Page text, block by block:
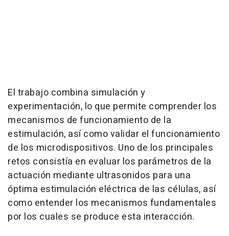
El trabajo combina simulación y
experimentación, lo que permite comprender los
mecanismos de funcionamiento de la
estimulación, así como validar el funcionamiento
de los microdispositivos. Uno de los principales
retos consistía en evaluar los parámetros de la
actuación mediante ultrasonidos para una
óptima estimulación eléctrica de las células, así
como entender los mecanismos fundamentales
por los cuales se produce esta interacción.